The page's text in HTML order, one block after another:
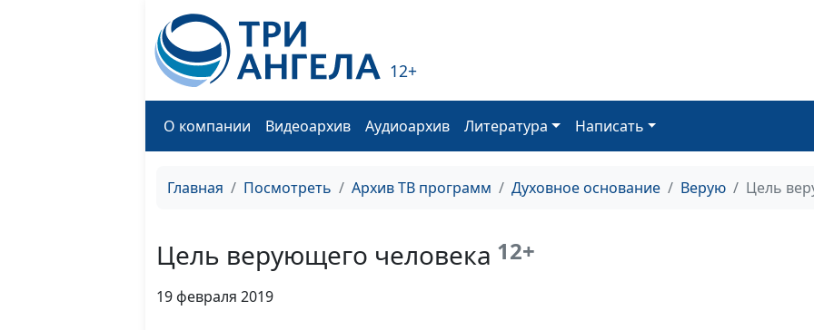
12+
О компании Видеоархив Аудиоархив Литература Написать
Главная Посмотреть Архив ТВ программ Духовное основание Верую Цель
Цель верующего человека 12+
19 февраля 2019